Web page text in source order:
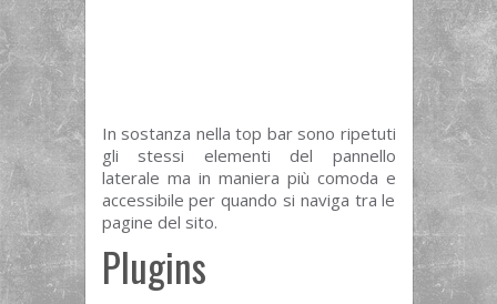
In sostanza nella top bar sono ripetuti
gli stessi elementi del pannello
laterale ma in maniera più comoda e
accessibile per quando si naviga tra le
pagine del sito.
Plugins